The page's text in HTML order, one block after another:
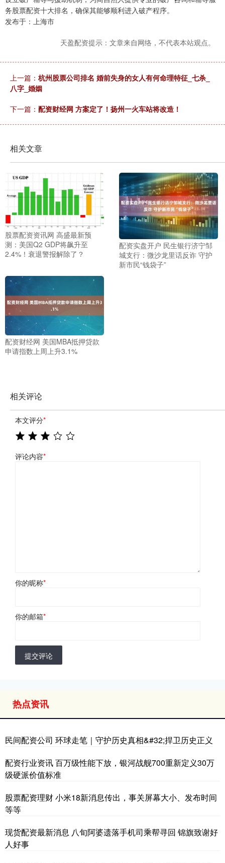
务股票配资十大排名，确保其能够顺利进入破产程序。
发布于：上海市
天盈配资提示：文章来自网络，不代表本站观点。
上一篇： 杭州股票公司排名 婚前失身的女人有何命理特征_七杀_
八字_婚姻
下一篇： 配资财经网 方案定了！扬州一火车站将改造！
相关文章
股票配资资讯网 高盛最新预
测：美国Q2 GDP将飙升至
2.4%！衰退警报解除了？
配资实盘开户 民生银行济宁邹
城支行：微沙龙里话反诈 守护
新市民“钱袋子”
配资财经网 美国MBA抵押贷款
申请指数上周上升3.1%
相关评论
本文评分*
评论内容*
你的昵称*
你的邮箱*
提交评论
热点资讯
民间配资公司 环球走笔｜守护历史真相&#32;捍卫历史正义
配资行业资讯 百万级性能下放，银河战舰700重新定义30万
级硬派价值标准
股票配资理财 小米18新消息传出，事关屏幕大小、发布时间
等等
现货配资最新消息 八旬阿婆遗落手机司乘帮寻回 锦旗致谢好
人好事